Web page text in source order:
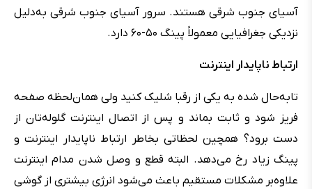
آسیای جنوب شرقی هستند. سرور آسیای جنوب شرقی به‌دلیل
نزدیکی جغرافیایی معمولاً پینگ ۵۰-۶۰ دارد.
ارتباط ناپایدار اینترنت
تابه‌حال شده به یکی از رقبا شلیک کنید ولی همان‌لحظه صفحه
فریز شود و ثابت بماند و پس از اتصال اینترنت گلوله‌تان از
دست برود؟ همچین لحظاتی بخاطر ارتباط ناپایدار اینترنت و
پینگ زیاد رخ می‌دهد. البته قطع و وصل شدن مدام اینترنت
علاوه‌بر مشکلات مستقیم باعث می‌شود انرژی بیشتری از گوشی